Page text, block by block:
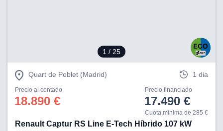
1 / 25
Quart de Poblet (Madrid) 1 dia
Precio al contado
18.890 €
Precio financiado
17.490 €
Cuota mínima de 285 €
Renault Captur RS Line E-Tech Híbrido 107 kW